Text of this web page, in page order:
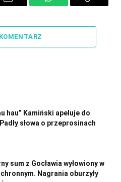
Email WhatsAppCopy
hau” Kamiński apeluje do
słowa o przeprosinach
sum z Gocławia wyłowiony w
Nagrania oburzyły